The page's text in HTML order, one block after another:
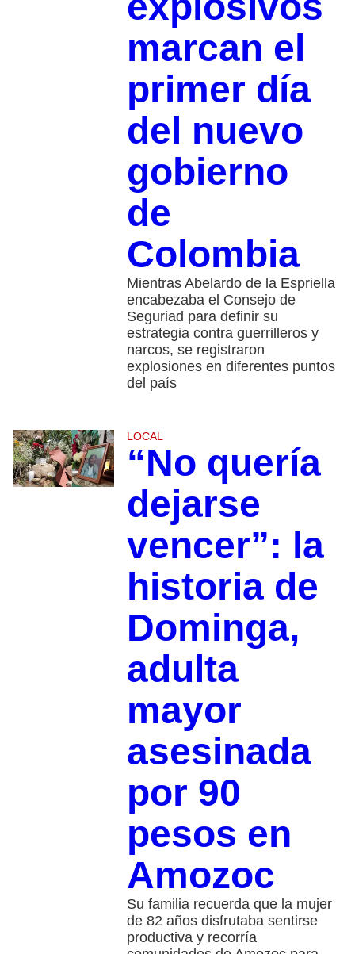
marcan el
primer día
del nuevo
gobierno
de
Colombia
Mientras Abelardo de la Espriella
encabezaba el Consejo de
Seguriad para definir su
estrategia contra guerrilleros y
narcos, se registraron
explosiones en diferentes puntos
del país
LOCAL
“No quería
dejarse
vencer”: la
historia de
Dominga,
adulta
mayor
asesinada
por 90
pesos en
Amozoc
Su familia recuerda que la mujer
de 82 años disfrutaba sentirse
productiva y recorría